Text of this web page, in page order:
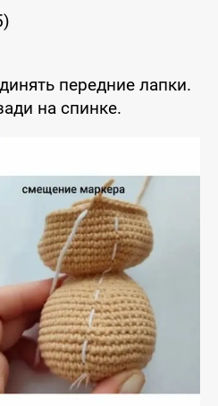
передние лапки.
на спинке.